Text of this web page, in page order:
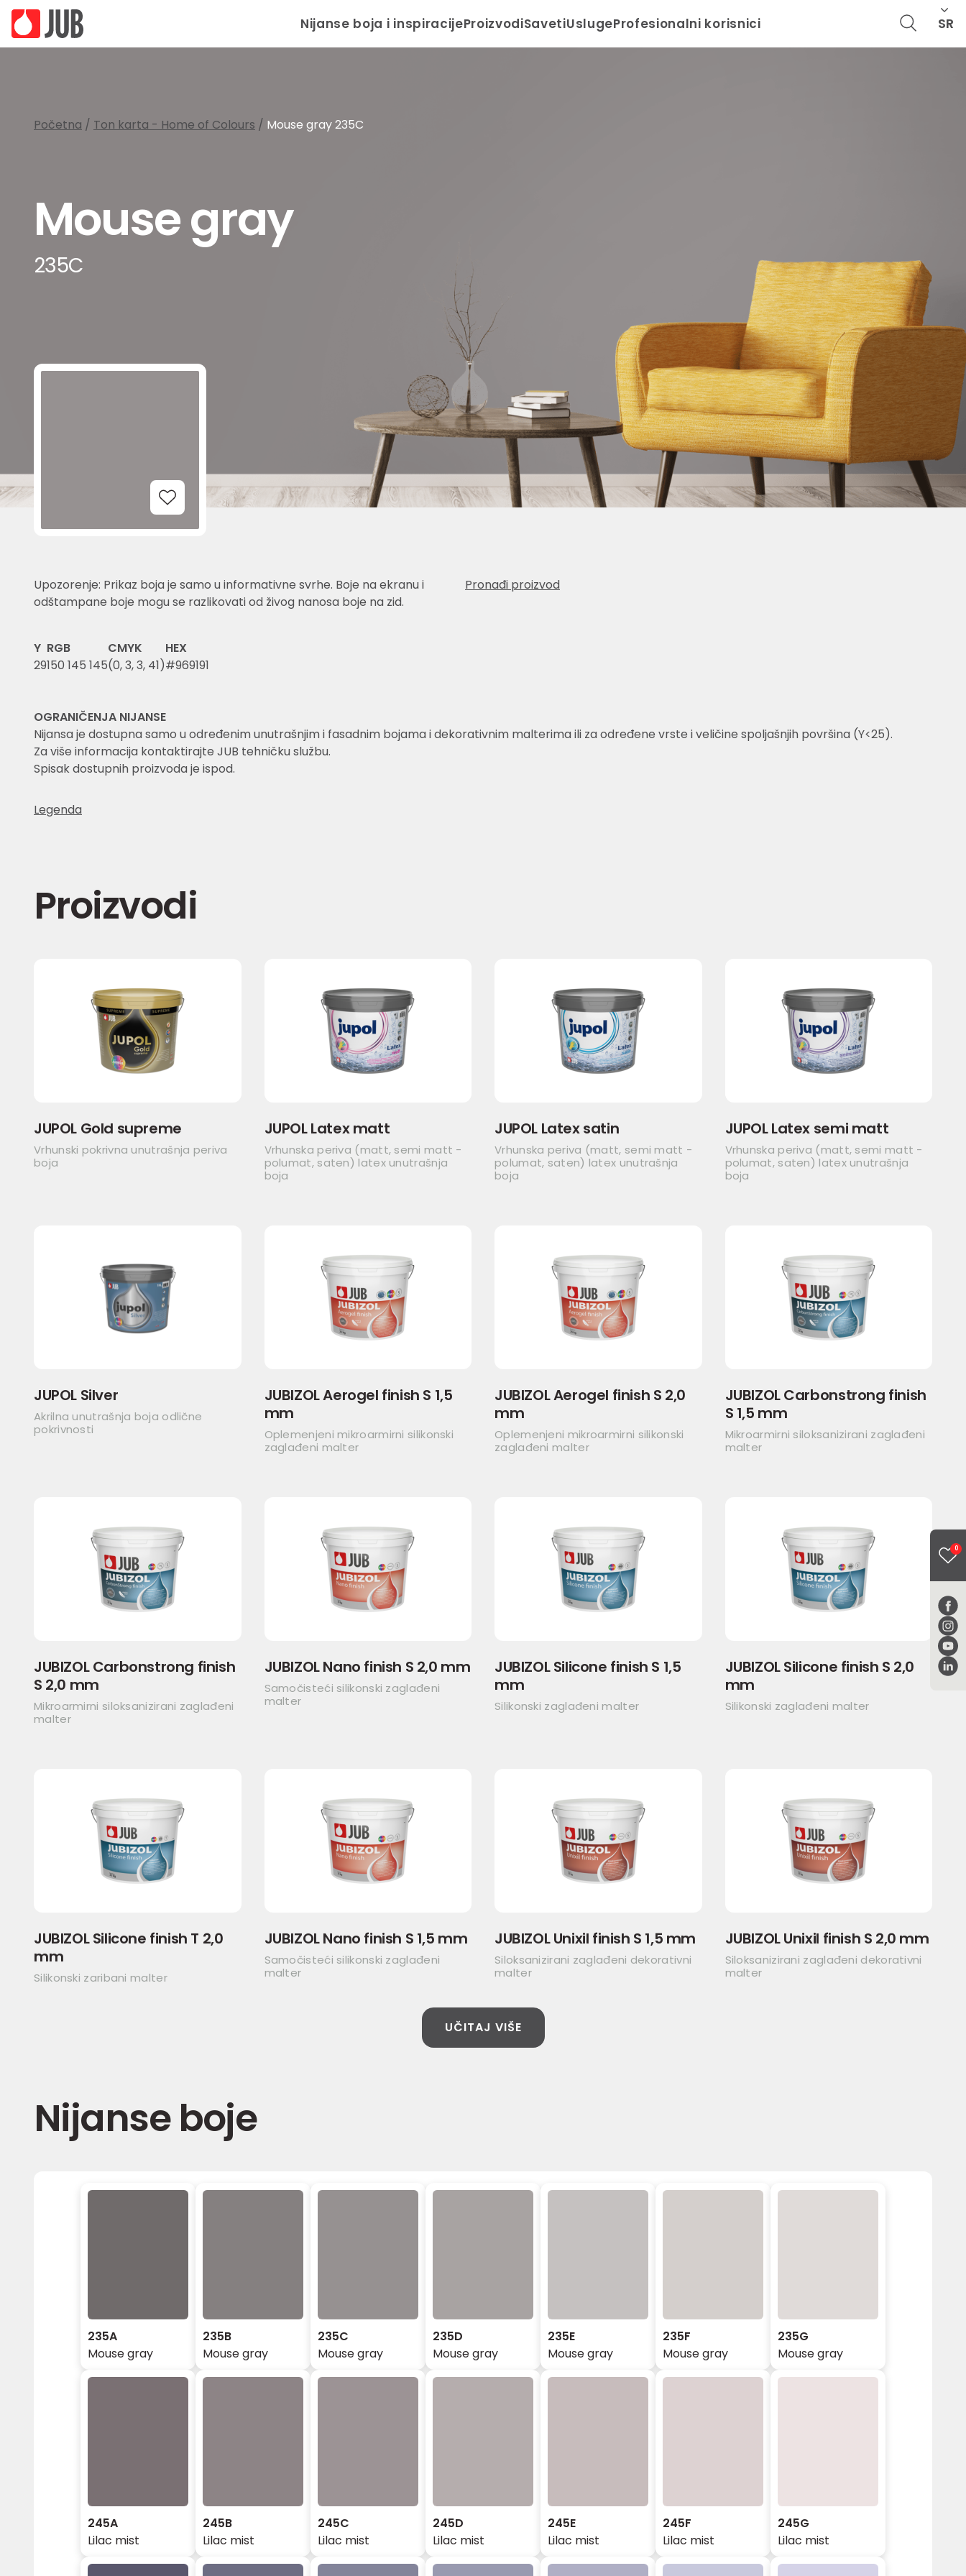
Nijanse boja i inspiracijeProizvodiSavetiUslugeProfesionalni korisnici SR
0
Početna / Ton karta - Home of Colours / Mouse gray 235C
Mouse gray
235C
Add to Wishlist
Upozorenje: Prikaz boja je samo u informativne svrhe. Boje na ekranu i
odštampane boje mogu se razlikovati od živog nanosa boje na zid.
Pronađi proizvod
Y
29
RGB
150 145 145
CMYK
(0, 3, 3, 41)
HEX
#969191
OGRANIČENJA NIJANSE
Nijansa je dostupna samo u određenim unutrašnjim i fasadnim bojama i dekorativnim malterima ili za određene vrste i veličine spoljašnjih površina (Y<25).
Za više informacija kontaktirajte JUB tehničku službu.
Spisak dostupnih proizvoda je ispod.
Legenda
Proizvodi
JUPOL Gold supreme
Vrhunski pokrivna unutrašnja periva
boja
JUPOL Latex matt
Vrhunska periva (matt, semi matt -
polumat, saten) latex unutrašnja
boja
JUPOL Latex satin
Vrhunska periva (matt, semi matt -
polumat, saten) latex unutrašnja
boja
JUPOL Latex semi matt
Vrhunska periva (matt, semi matt -
polumat, saten) latex unutrašnja
boja
JUPOL Silver
Akrilna unutrašnja boja odlične
pokrivnosti
JUBIZOL Aerogel finish S 1,5
mm
Oplemenjeni mikroarmirni silikonski
zaglađeni malter
JUBIZOL Aerogel finish S 2,0
mm
Oplemenjeni mikroarmirni silikonski
zaglađeni malter
JUBIZOL Carbonstrong finish
S 1,5 mm
Mikroarmirni siloksanizirani zaglađeni
malter
JUBIZOL Carbonstrong finish
S 2,0 mm
Mikroarmirni siloksanizirani zaglađeni
malter
JUBIZOL Nano finish S 2,0 mm
Samočisteći silikonski zaglađeni
malter
JUBIZOL Silicone finish S 1,5
mm
Silikonski zaglađeni malter
JUBIZOL Silicone finish S 2,0
mm
Silikonski zaglađeni malter
JUBIZOL Silicone finish T 2,0
mm
Silikonski zaribani malter
JUBIZOL Nano finish S 1,5 mm
Samočisteći silikonski zaglađeni
malter
JUBIZOL Unixil finish S 1,5 mm
Siloksanizirani zaglađeni dekorativni
malter
JUBIZOL Unixil finish S 2,0 mm
Siloksanizirani zaglađeni dekorativni
malter
UČITAJ VIŠE
Nijanse boje
235A
Mouse gray
235B
Mouse gray
235C
Mouse gray
235D
Mouse gray
235E
Mouse gray
235F
Mouse gray
235G
Mouse gray
245A
Lilac mist
245B
Lilac mist
245C
Lilac mist
245D
Lilac mist
245E
Lilac mist
245F
Lilac mist
245G
Lilac mist